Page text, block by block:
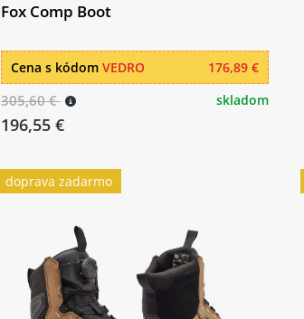
Fox Comp Boot
176,89 €
Cena s kódom VEDRO
305,60 €
196,55 €
skladom
doprava zadarmo